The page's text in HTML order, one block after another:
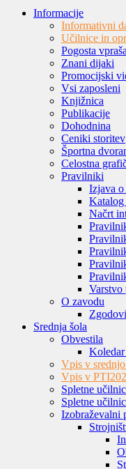
Informacije
Informativni
Učilnice in
Pogosta
Znani dijaki
Promocijski
Vsi zaposleni
Knjižnica
Publikacije
Dohodnina
Ceniki storitev
Športna
Celostna
Pravilniki
Izjava
Katalog
Načrt
O zavodu
Srednja šola
Obvestila
Vpis v
Vpis v PTI
Spletne
Spletne
Izobraževalni